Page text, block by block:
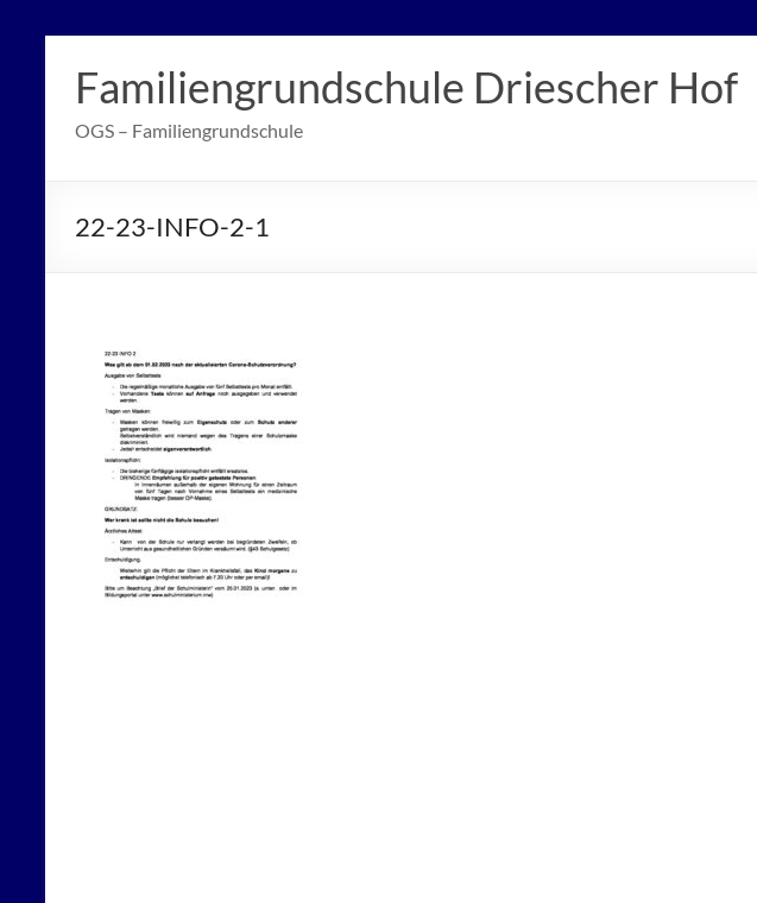
Inhalt
springen
Familiengrundschule Driescher Hof
OGS – Familiengrundschule
22-23-INFO-2-1